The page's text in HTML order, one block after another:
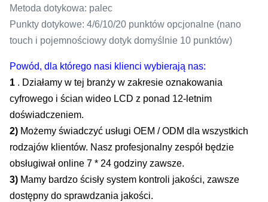
Metoda dotykowa: palec
Punkty dotykowe: 4/6/10/20 punktów opcjonalne (nano
touch i pojemnościowy dotyk domyślnie 10 punktów)
Powód, dla którego nasi klienci wybierają nas:
1 . Działamy w tej branży w zakresie oznakowania
cyfrowego i ścian wideo LCD z ponad 12-letnim
doświadczeniem.
2) Możemy świadczyć usługi OEM / ODM dla wszystkich
rodzajów klientów. Nasz profesjonalny zespół będzie
obsługiwał online 7 * 24 godziny zawsze.
3) Mamy bardzo ścisły system kontroli jakości, zawsze
dostępny do sprawdzania jakości.